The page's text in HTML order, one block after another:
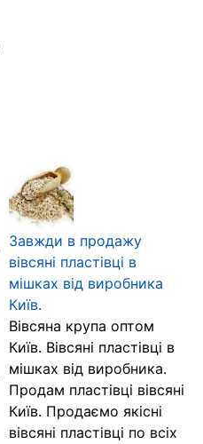
Завжди в продажу
вівсяні пластівці в
мішках від виробника
Київ.
Вівсяна крупа оптом
Київ. Вівсяні пластівці в
мішках від виробника.
Продам пластівці вівсяні
Київ. Продаємо якісні
вівсяні пластівці по всіх